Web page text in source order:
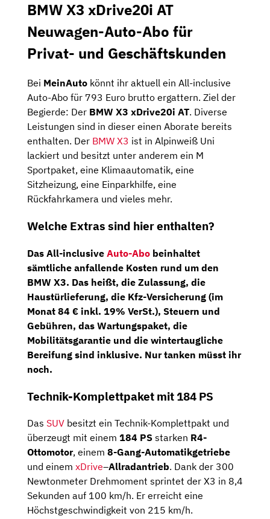
BMW X3 xDrive20i AT
Neuwagen-Auto-Abo für
Privat- und Geschäftskunden
Bei MeinAuto könnt ihr aktuell ein All-inclusive
Auto-Abo für 793 Euro brutto ergattern. Ziel der
Begierde: Der BMW X3 xDrive20i AT. Diverse
Leistungen sind in dieser einen Aborate bereits
enthalten. Der BMW X3 ist in Alpinweiß Uni
lackiert und besitzt unter anderem ein M
Sportpaket, eine Klimaautomatik, eine
Sitzheizung, eine Einparkhilfe, eine
Rückfahrkamera und vieles mehr.
Welche Extras sind hier enthalten?
Das All-inclusive Auto-Abo beinhaltet
sämtliche anfallende Kosten rund um den
BMW X3. Das heißt, die Zulassung, die
Haustürlieferung, die Kfz-Versicherung (im
Monat 84 € inkl. 19% VerSt.), Steuern und
Gebühren, das Wartungspaket, die
Mobilitätsgarantie und die wintertaugliche
Bereifung sind inklusive. Nur tanken müsst ihr
noch.
Technik-Komplettpaket mit 184 PS
Das SUV besitzt ein Technik-Komplettpakt und
überzeugt mit einem 184 PS starken R4-
Ottomotor, einem 8-Gang-Automatik­getriebe
und einem xDrive–Allradantrieb. Dank der 300
Newtonmeter Drehmoment sprintet der X3 in 8,4
Sekunden auf 100 km/h. Er erreicht eine
Höchstgeschwindigkeit von 215 km/h.